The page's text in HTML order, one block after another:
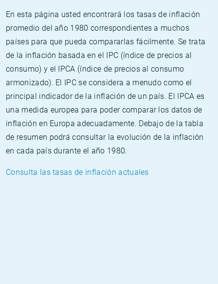
En esta página usted encontrará los tasas de inflación
promedio del año 1980 correspondientes a muchos
países para que pueda compararlas fácilmente. Se trata
de la inflación basada en el IPC (índice de precios al
consumo) y el IPCA (índice de precios al consumo
armonizado). El IPC se considera a menudo como el
principal indicador de la inflación de un país. El IPCA es
una medida europea para poder comparar los datos de
inflación en Europa adecuadamente. Debajo de la tabla
de resumen podrá consultar la evolución de la inflación
en cada país durante el año 1980.
Consulta las tasas de inflación actuales